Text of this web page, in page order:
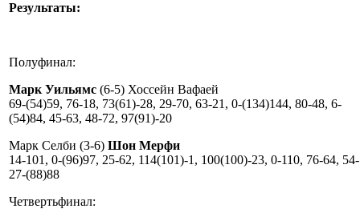
Результаты:
Полуфинал:
Марк Уильямс (6-5) Хоссейн Вафаей
69-(54)59, 76-18, 73(61)-28, 29-70, 63-21, 0-(134)144, 80-48, 6-
(54)84, 45-63, 48-72, 97(91)-20
Марк Селби (3-6) Шон Мерфи
14-101, 0-(96)97, 25-62, 114(101)-1, 100(100)-23, 0-110, 76-64,
27-(88)88
Четвертьфинал: